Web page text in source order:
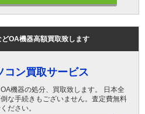
OA機器高額買取致します
コン買取サービス
機器の処分、買取致します。 日本全
な手続きもございません。査定費無料
ださい。